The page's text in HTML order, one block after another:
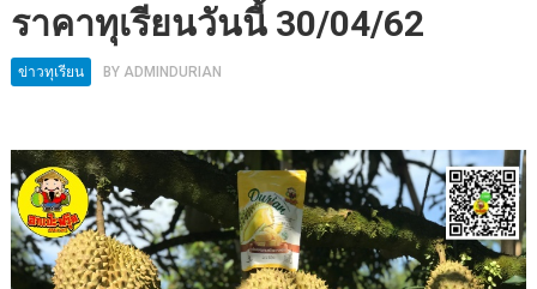
ราคาทุเรียนวันนี้ 30/04/62
ข่าวทุเรียน BY ADMINDURIAN